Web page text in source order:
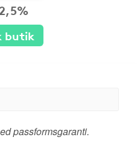
butik
passformsgaranti.